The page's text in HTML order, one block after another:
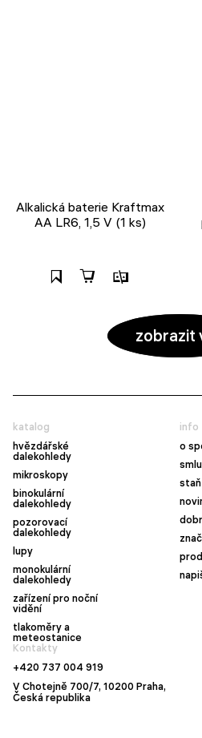
Alkalická baterie Kraftmax
AA LR6, 1,5 V (1 ks)
zobrazit
katalog
hvězdářské
dalekohledy
mikroskopy
binokulární
dalekohledy
pozorovací
dalekohledy
lupy
monokulární
dalekohledy
zařízení pro noční
vidění
tlakoměry a
meteostanice
info
o
Kontakty
+420 737 004 919
V Chotejně 700/7, 10200 Praha,
Česká republika